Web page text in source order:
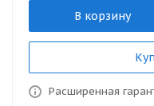
В корзину
Расширенная